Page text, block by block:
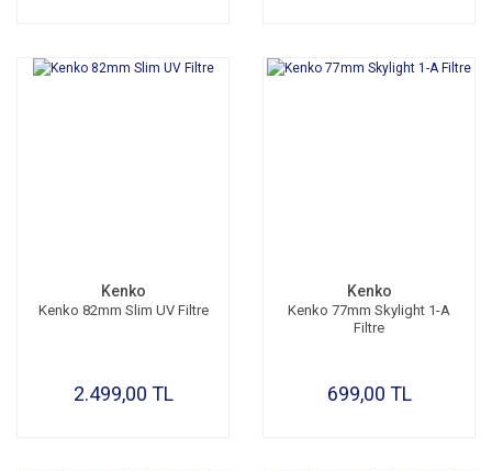
Kenko
Kenko 82mm Slim UV Filtre
2.499,00 TL
Kenko
Kenko 77mm Skylight 1-A
Filtre
699,00 TL